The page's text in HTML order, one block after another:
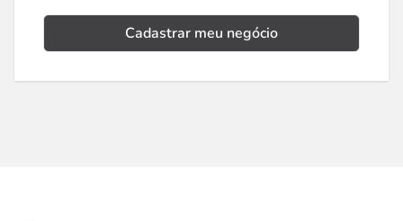
Cadastrar meu negócio